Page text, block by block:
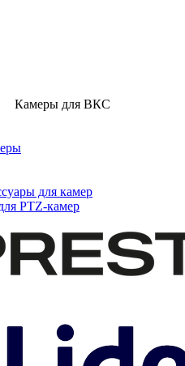
Камеры для ВКС
для камер
PTZ-камер